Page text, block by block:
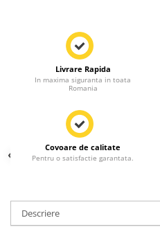
Livrare Rapida
In maxima siguranta in toata
Romania
Covoare de calitate
Pentru o satisfactie garantata.
Descriere